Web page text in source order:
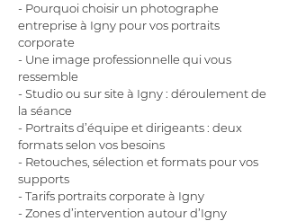
- Pourquoi choisir un photographe
entreprise à Igny pour vos portraits
corporate
- Une image professionnelle qui vous
ressemble
- Studio ou sur site à Igny : déroulement de
la séance
- Portraits d’équipe et dirigeants : deux
formats selon vos besoins
- Retouches, sélection et formats pour vos
supports
- Tarifs portraits corporate à Igny
- Zones d’intervention autour d’Igny